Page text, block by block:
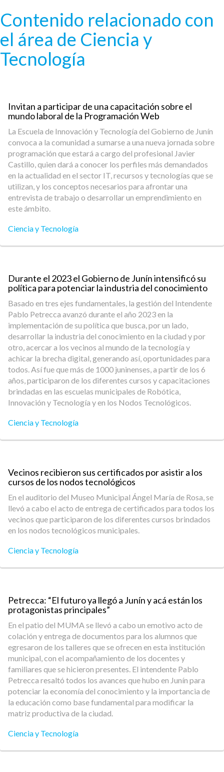
Contenido relacionado con
el área de Ciencia y
Tecnología
Invitan a participar de una capacitación sobre el
mundo laboral de la Programación Web
La Escuela de Innovación y Tecnología del Gobierno de Junín
convoca a la comunidad a sumarse a una nueva jornada sobre
programación que estará a cargo del profesional Javier
Castillo, quien dará a conocer los perfiles más demandados
en la actualidad en el sector IT, recursos y tecnologías que se
utilizan, y los conceptos necesarios para afrontar una
entrevista de trabajo o desarrollar un emprendimiento en
este ámbito.
Ciencia y Tecnología
Durante el 2023 el Gobierno de Junín intensificó su
política para potenciar la industria del conocimiento
Basado en tres ejes fundamentales, la gestión del Intendente
Pablo Petrecca avanzó durante el año 2023 en la
implementación de su política que busca, por un lado,
desarrollar la industria del conocimiento en la ciudad y por
otro, acercar a los vecinos al mundo de la tecnología y
achicar la brecha digital, generando así, oportunidades para
todos. Así fue que más de 1000 juninenses, a partir de los 6
años, participaron de los diferentes cursos y capacitaciones
brindadas en las escuelas municipales de Robótica,
Innovación y Tecnología y en los Nodos Tecnológicos.
Ciencia y Tecnología
Vecinos recibieron sus certificados por asistir a los
cursos de los nodos tecnológicos
En el auditorio del Museo Municipal Ángel María de Rosa, se
llevó a cabo el acto de entrega de certificados para todos los
vecinos que participaron de los diferentes cursos brindados
en los nodos tecnológicos municipales.
Ciencia y Tecnología
Petrecca: “El futuro ya llegó a Junín y acá están los
protagonistas principales”
En el patio del MUMA se llevó a cabo un emotivo acto de
colación y entrega de documentos para los alumnos que
egresaron de los talleres que se ofrecen en esta institución
municipal, con el acompañamiento de los docentes y
familiares que se hicieron presentes. El intendente Pablo
Petrecca resaltó todos los avances que hubo en Junín para
potenciar la economía del conocimiento y la importancia de
la educación como base fundamental para modificar la
matriz productiva de la ciudad.
Ciencia y Tecnología